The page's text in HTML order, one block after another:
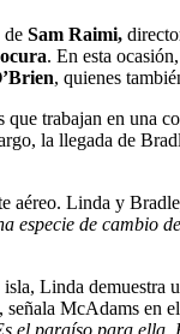
Sam Raimi,
. En esta
, quienes
que trabajan en una
la llegada de
aéreo. Linda y
especie de cambio
Linda demuestra
señala McAdams en